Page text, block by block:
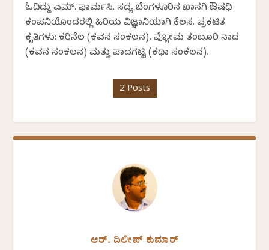
ಓದಿದ್ದು ಎಮ್. ಫಾರ್ಮಸಿ. ಸದ್ಯ ಬೆಂಗಳೂರಿನ ಖಾಸಗಿ ಔಷಧಿ
ಕಂಪನಿಯೊಂದರಲ್ಲಿ ಹಿರಿಯ ವಿಜ್ಞಾನಿಯಾಗಿ ಕೆಲಸ. ಪ್ರಕಟಿತ
ಕೃತಿಗಳು: ಕರಿನೆಲ (ಕವನ ಸಂಕಲನ), ವ್ಯೋಮ ತಂಬೂರಿ ನಾದ
(ಕವನ ಸಂಕಲನ) ಮತ್ತು ಪಾದಗಟ್ಟಿ (ಕಥಾ ಸಂಕಲನ).
2 Posts
ಆರ್. ದಿಲೀಪ್ ಕುಮಾರ್